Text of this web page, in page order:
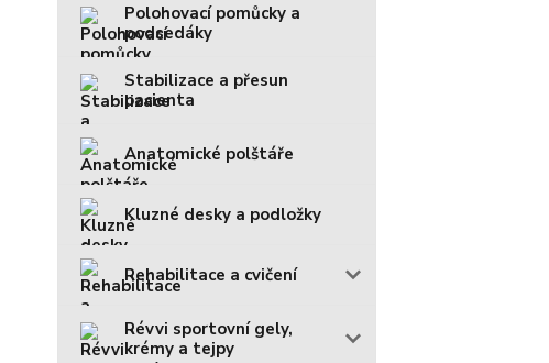
Polohovací pomůcky a
podsedáky
Stabilizace a přesun
pacienta
Anatomické polštáře
Kluzné desky a podložky
Rehabilitace a cvičení
Révvi sportovní gely,
krémy a tejpy